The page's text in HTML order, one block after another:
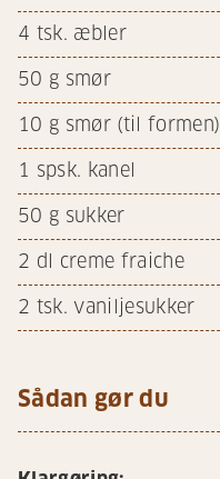
4 tsk. æbler
50 g smør
10 g smør (til formen)
1 spsk. kanel
50 g sukker
2 dl creme fraiche
2 tsk. vaniljesukker
Sådan gør du